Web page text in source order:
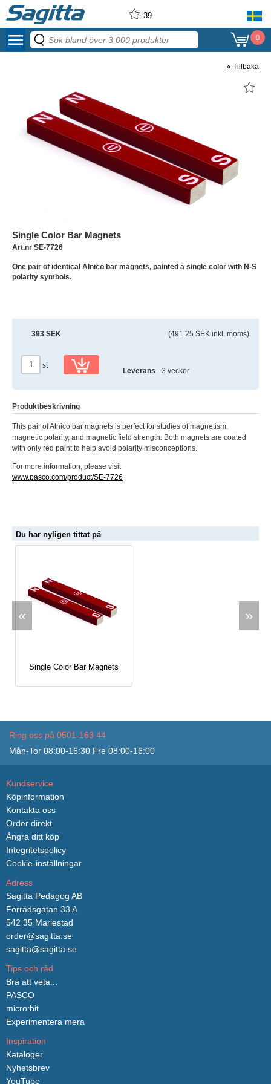
39
menu 0
« Tillbaka
Single Color Bar Magnets
Art.nr SE-7726
One pair of identical Alnico bar magnets, painted a single color with N-S
polarity symbols.
393 SEK (491.25 SEK inkl. moms)
st
Leverans - 3 veckor
Produktbeskrivning
This pair of Alnico bar magnets is perfect for studies of magnetism,
magnetic polarity, and magnetic field strength. Both magnets are coated
with only red paint to help avoid polarity misconceptions.
For more information, please visit
www.pasco.com/product/SE-7726
Du har nyligen tittat på
«
Single Color Bar Magnets
»
Ring oss på 0501-163 44
Mån-Tor 08:00-16:30 Fre 08:00-16:00
Kundservice
Köpinformation
Kontakta oss
Order direkt
Ångra ditt köp
Integritetspolicy
Cookie-inställningar
Adress
Sagitta Pedagog AB
Förrådsgatan 33 A
542 35 Mariestad
order@sagitta.se
sagitta@sagitta.se
Tips och råd
Bra att veta...
PASCO
micro:bit
Experimentera mera
Inspiration
Kataloger
Nyhetsbrev
YouTube